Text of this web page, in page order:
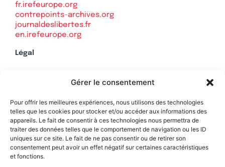
Gérer le consentement
Pour offrir les meilleures expériences, nous utilisons des technologies
telles que les cookies pour stocker et/ou accéder aux informations des
appareils. Le fait de consentir à ces technologies nous permettra de
traiter des données telles que le comportement de navigation ou les ID
uniques sur ce site. Le fait de ne pas consentir ou de retirer son
consentement peut avoir un effet négatif sur certaines caractéristiques
et fonctions.
fr.irefeurope.org
contrepoints-archives.org
journaldeslibertes.fr
en.irefeurope.org
Légal
Politique de confidentialité
Soutenez Contrepoints